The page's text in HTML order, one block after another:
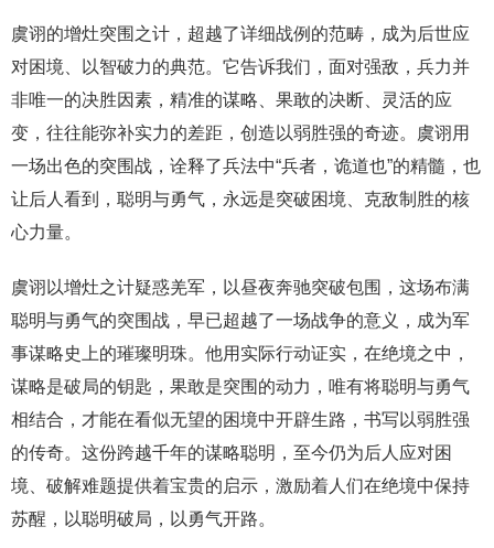
虞诩的增灶突围之计，超越了详细战例的范畴，成为后世应
对困境、以智破力的典范。它告诉我们，面对强敌，兵力并
非唯一的决胜因素，精准的谋略、果敢的决断、灵活的应
变，往往能弥补实力的差距，创造以弱胜强的奇迹。虞诩用
一场出色的突围战，诠释了兵法中“兵者，诡道也”的精髓，也
让后人看到，聪明与勇气，永远是突破困境、克敌制胜的核
心力量。
虞诩以增灶之计疑惑羌军，以昼夜奔驰突破包围，这场布满
聪明与勇气的突围战，早已超越了一场战争的意义，成为军
事谋略史上的璀璨明珠。他用实际行动证实，在绝境之中，
谋略是破局的钥匙，果敢是突围的动力，唯有将聪明与勇气
相结合，才能在看似无望的困境中开辟生路，书写以弱胜强
的传奇。这份跨越千年的谋略聪明，至今仍为后人应对困
境、破解难题提供着宝贵的启示，激励着人们在绝境中保持
苏醒，以聪明破局，以勇气开路。